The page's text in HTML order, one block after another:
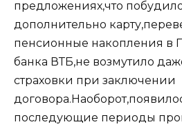
предложениях,что
дополнительно
пенсионные накопления в
банка ВТБ,не возмутило
страховки при заключении
последующие периоды